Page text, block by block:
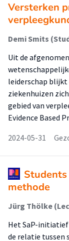
Versterken
Uit de
leiderschap blijkt
ziekenhuizen
gebied van
Evidence Based
2024-05-31
methode
Het SaP-
de relatie tussen